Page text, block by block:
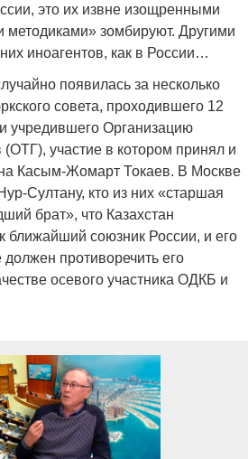
это их извне изощренными
зомбируют. Другими
иноагентов, как в России…
появилась за несколько
совета, проходившего 12
учредившего Организацию
(ОТГ), участие в котором принял и
Касым-Жомарт Токаев. В Москве
Султану, кто из них «старшая
брат», что Казахстан
ближайший союзник России, и его
противоречить его
осевого участника ОДКБ и